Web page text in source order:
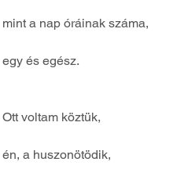
mint a nap óráinak száma,
egy és egész.
Ott voltam köztük,
én, a huszonötödik,